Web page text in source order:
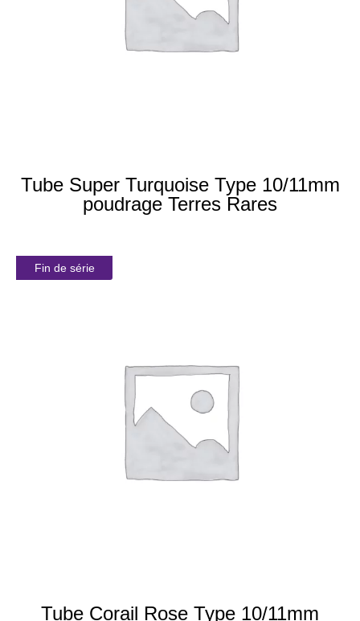
Tube Super Turquoise Type 10/11mm
poudrage Terres Rares
Fin de série
Tube Corail Rose Type 10/11mm